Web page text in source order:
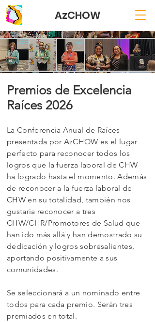
AzCHOW
Premios de Excelencia
Raíces 2026
La Conferencia Anual de Raíces
presentada por AzCHOW es el lugar
perfecto para reconocer todos los
logros que la fuerza laboral de CHW
ha logrado hasta el momento. Además
de reconocer a la fuerza laboral de
CHW en su totalidad, también nos
gustaría reconocer a tres
CHW/CHR/Promotores de Salud que
han ido más allá y han demostrado su
dedicación y logros sobresalientes,
aportando positivamente a sus
comunidades.
Se seleccionará a un nominado entre
todos para cada premio. Serán tres
premiados en total.